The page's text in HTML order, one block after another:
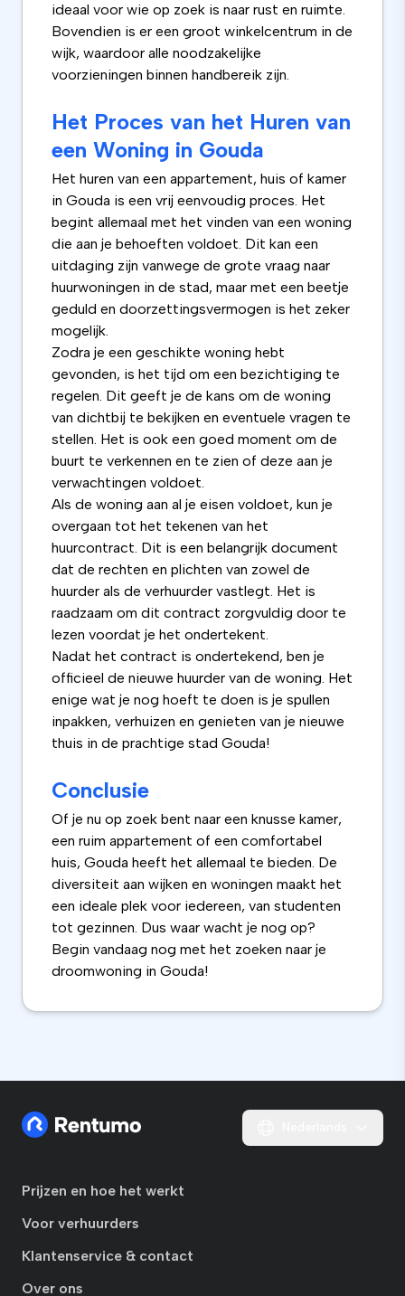
ideaal voor wie op zoek is naar rust en ruimte.
Bovendien is er een groot winkelcentrum in de
wijk, waardoor alle noodzakelijke
voorzieningen binnen handbereik zijn.
Het Proces van het Huren van
een Woning in Gouda
Het huren van een appartement, huis of kamer
in Gouda is een vrij eenvoudig proces. Het
begint allemaal met het vinden van een woning
die aan je behoeften voldoet. Dit kan een
uitdaging zijn vanwege de grote vraag naar
huurwoningen in de stad, maar met een beetje
geduld en doorzettingsvermogen is het zeker
mogelijk.
Zodra je een geschikte woning hebt
gevonden, is het tijd om een bezichtiging te
regelen. Dit geeft je de kans om de woning
van dichtbij te bekijken en eventuele vragen te
stellen. Het is ook een goed moment om de
buurt te verkennen en te zien of deze aan je
verwachtingen voldoet.
Als de woning aan al je eisen voldoet, kun je
overgaan tot het tekenen van het
huurcontract. Dit is een belangrijk document
dat de rechten en plichten van zowel de
huurder als de verhuurder vastlegt. Het is
raadzaam om dit contract zorgvuldig door te
lezen voordat je het ondertekent.
Nadat het contract is ondertekend, ben je
officieel de nieuwe huurder van de woning. Het
enige wat je nog hoeft te doen is je spullen
inpakken, verhuizen en genieten van je nieuwe
thuis in de prachtige stad Gouda!
Conclusie
Of je nu op zoek bent naar een knusse kamer,
een ruim appartement of een comfortabel
huis, Gouda heeft het allemaal te bieden. De
diversiteit aan wijken en woningen maakt het
een ideale plek voor iedereen, van studenten
tot gezinnen. Dus waar wacht je nog op?
Begin vandaag nog met het zoeken naar je
droomwoning in Gouda!
Prijzen en hoe het werkt
Voor verhuurders
Klantenservice & contact
Over ons